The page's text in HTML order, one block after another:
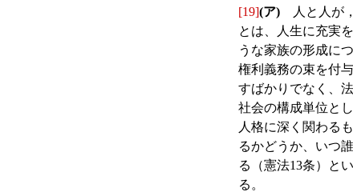
[19](ア) 人と人が
とは、人生に充実
うな家族の形成に
権利義務の束を付
すばかりでなく、
社会の構成単位と
人格に深く関わる
るかどうか、いつ
る（憲法13条）と
る。